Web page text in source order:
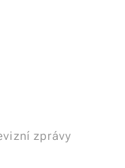
zprávy